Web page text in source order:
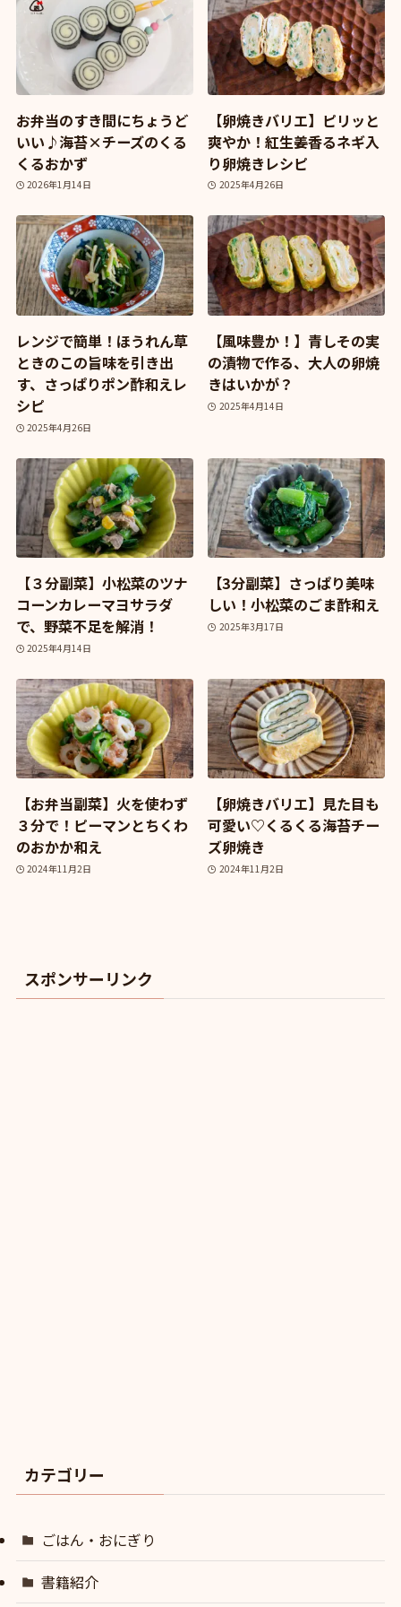
お弁当のすき間にちょうど
いい♪海苔×チーズのくる
くるおかず
2026年1月14日
【卵焼きバリエ】ピリッと
爽やか！紅生姜香るネギ入
り卵焼きレシピ
2025年4月26日
レンジで簡単！ほうれん草
ときのこの旨味を引き出
す、さっぱりポン酢和えレ
シピ
2025年4月26日
【風味豊か！】青しその実
の漬物で作る、大人の卵焼
きはいかが？
2025年4月14日
【３分副菜】小松菜のツナ
コーンカレーマヨサラダ
で、野菜不足を解消！
2025年4月14日
【3分副菜】さっぱり美味
しい！小松菜のごま酢和え
2025年3月17日
【お弁当副菜】火を使わず
３分で！ピーマンとちくわ
のおかか和え
2024年11月2日
【卵焼きバリエ】見た目も
可愛い♡くるくる海苔チー
ズ卵焼き
2024年11月2日
スポンサーリンク
カテゴリー
ごはん・おにぎり
書籍紹介